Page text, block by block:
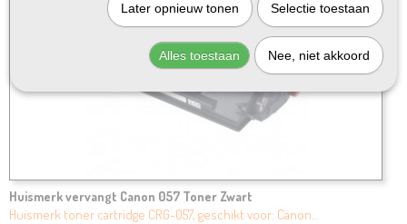
Huismerk vervangt Canon 057 Toner Zwart
Huismerk toner cartridge CRG-057, geschikt voor: Canon…
Later opnieuw tonen Selectie toestaan
Alles toestaan Nee, niet akkoord